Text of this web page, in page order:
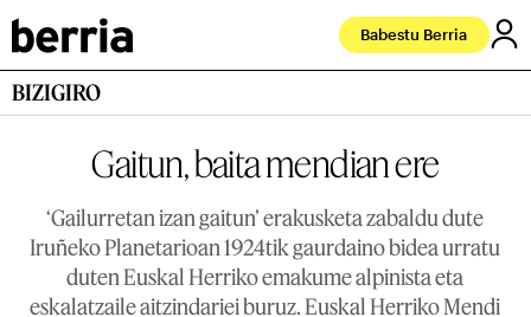
Babestu Berria
BIZIGIRO
Gaitun, baita mendian ere
‘Gailurretan izan gaitun’ erakusketa zabaldu dute
Iruñeko Planetarioan 1924tik gaurdaino bidea urratu
duten Euskal Herriko emakume alpinista eta
eskalatzaile aitzindariei buruz. Euskal Herriko Mendi